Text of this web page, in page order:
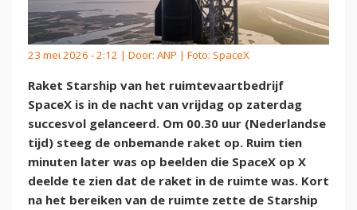
23 mei 2026 - 2:12 | Door: ANP | Foto: SpaceX
Raket Starship van het ruimtevaartbedrijf
SpaceX is in de nacht van vrijdag op zaterdag
succesvol gelanceerd. Om 00.30 uur (Nederlandse
tijd) steeg de onbemande raket op. Ruim tien
minuten later was op beelden die SpaceX op X
deelde te zien dat de raket in de ruimte was. Kort
na het bereiken van de ruimte zette de Starship